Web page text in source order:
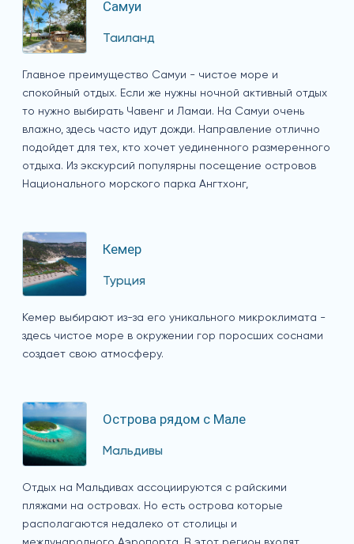
Самуи
Таиланд
Главное преимущество Самуи - чистое море и
спокойный отдых. Если же нужны ночной активный отдых
то нужно выбирать Чавенг и Ламаи. На Самуи очень
влажно, здесь часто идут дожди. Направление отлично
подойдет для тех, кто хочет уединенного размеренного
отдыха. Из экскурсий популярны посещение островов
Национального морского парка Ангтхонг,
Кемер
Турция
Кемер выбирают из-за его уникального микроклимата -
здесь чистое море в окружении гор поросших соснами
создает свою атмосферу.
Острова рядом с Мале
Мальдивы
Отдых на Мальдивах ассоциируются с райскими
пляжами на островах. Но есть острова которые
располагаются недалеко от столицы и